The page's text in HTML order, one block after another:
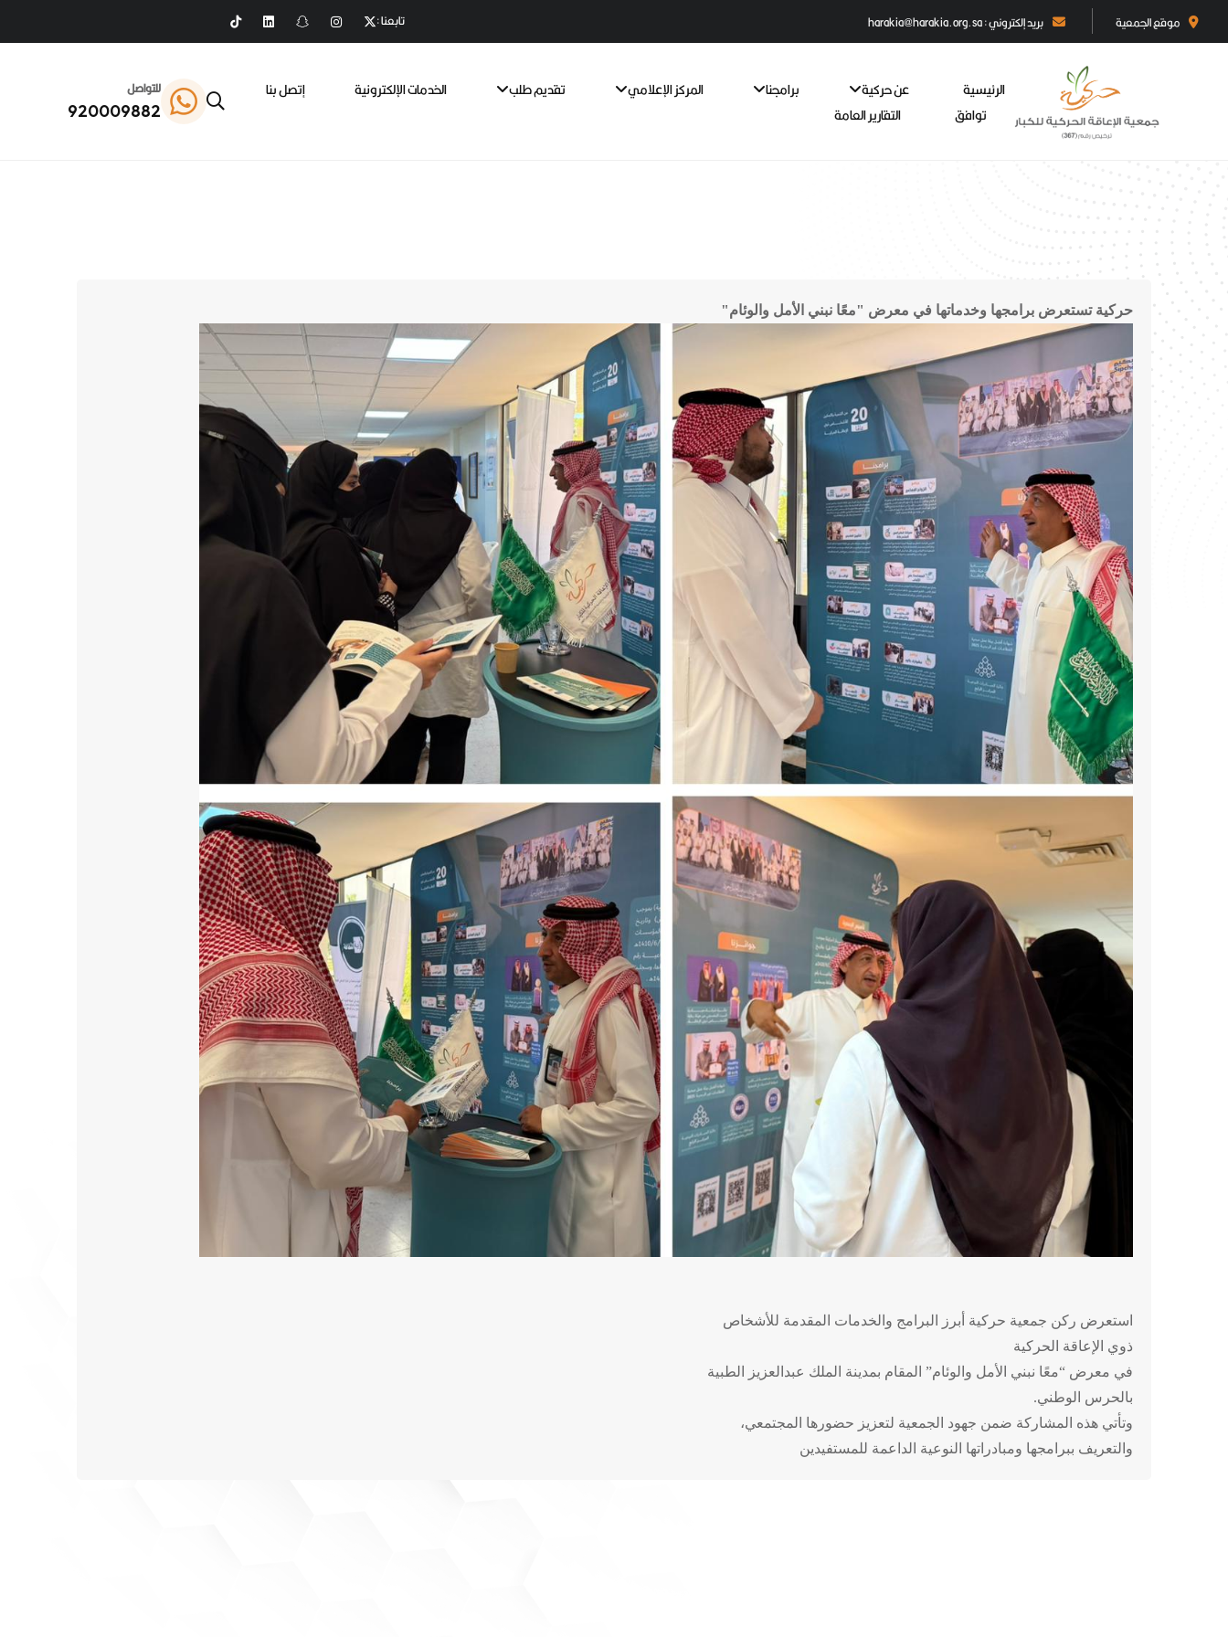
موقع الجمعية بريد إلكتروني : harakia@harakia.org.sa تابعنا :
الرئيسية عن حركية برامجنا المركز الإعلامي تقديم طلب الخدمات الإلكترونية
إتصل بنا
توافق
التقارير العامة
للتواصل
920009882
حركية تستعرض برامجها وخدماتها في معرض "معًا نبني الأمل والوئام"
استعرض ركن جمعية حركية أبرز البرامج والخدمات المقدمة للأشخاص
ذوي الإعاقة الحركية
في معرض “معًا نبني الأمل والوئام” المقام بمدينة الملك عبدالعزيز الطبية
بالحرس الوطني.
وتأتي هذه المشاركة ضمن جهود الجمعية لتعزيز حضورها المجتمعي،
والتعريف ببرامجها ومبادراتها النوعية الداعمة للمستفيدين